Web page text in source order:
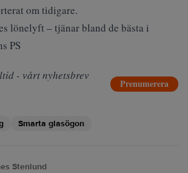
om tidigare.
lönelyft – tjänar bland de bästa i
PS
- vårt nyhetsbrev
Prenumerera
Smarta glasögon
Stenlund